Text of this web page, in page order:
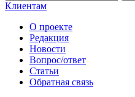
Клиентам
О проекте
Редакция
Новости
Вопрос/ответ
Статьи
Обратная связь